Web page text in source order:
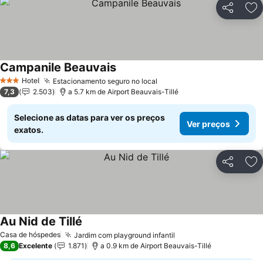
Partilhar
3 EstrelasHotel Estacionamento seguro no local
Campanile Beauvais
7,3 2.503 a 5.7 km de Airport Beauvais-Tillé
Selecione as datas para ver os preços
exatos.
Ver preços
Partilhar
Casa de hóspedes Jardim com playground infantil
Au Nid de Tillé
8,6 Excelente 1.871 a 0.9 km de Airport Beauvais-Tillé